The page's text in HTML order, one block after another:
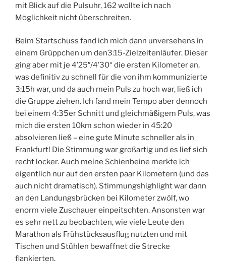
mit Blick auf die Pulsuhr, 162 wollte ich nach
Möglichkeit nicht überschreiten.
Beim Startschuss fand ich mich dann unversehens in
einem Grüppchen um den3:15-Zielzeitenläufer. Dieser
ging aber mit je 4’25″/4’30“ die ersten Kilometer an,
was definitiv zu schnell für die von ihm kommunizierte
3:15h war, und da auch mein Puls zu hoch war, ließ ich
die Gruppe ziehen. Ich fand mein Tempo aber dennoch
bei einem 4:35er Schnitt und gleichmäßigem Puls, was
mich die ersten 10km schon wieder in 45:20
absolvieren ließ – eine gute Minute schneller als in
Frankfurt! Die Stimmung war großartig und es lief sich
recht locker. Auch meine Schienbeine merkte ich
eigentlich nur auf den ersten paar Kilometern (und das
auch nicht dramatisch). Stimmungshighlight war dann
an den Landungsbrücken bei Kilometer zwölf, wo
enorm viele Zuschauer einpeitschten. Ansonsten war
es sehr nett zu beobachten, wie viele Leute den
Marathon als Frühstücksausflug nutzten und mit
Tischen und Stühlen bewaffnet die Strecke
flankierten.